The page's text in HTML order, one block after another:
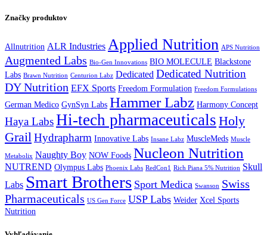
Značky produktov
Allnutrition ALR Industries Applied Nutrition APS Nutrition
Augmented Labs Bio-Gen Innovations BIO MOLECULE Blackstone
Labs Brawn Nutrition Centurion Labz Dedicated Dedicated Nutrition
DY Nutrition EFX Sports Freedom Formulation Freedom Formulations
German Medico GynSyn Labs Hammer Labz Harmony Concept
Haya LabsHi-tech pharmaceuticals Holy
Grail Hydrapharm Innovative Labs Insane Labz MuscleMeds Muscle
Metabolix Naughty Boy NOW Foods Nucleon Nutrition
NUTREND Olympus Labs Phoenix Labs RedCon1 Rich Piana 5% Nutrition Skull
Labs Smart Brothers Sport Medica Swanson Swiss
Pharmaceuticals US Gen Force USP Labs Weider Xcel Sports
Nutrition